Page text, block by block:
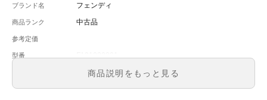
ブランド名 フェンディ
商品ランク 中古品
参考定価
型番
メンズ
文字盤 グリーン文字盤
商品説明をもっと見る